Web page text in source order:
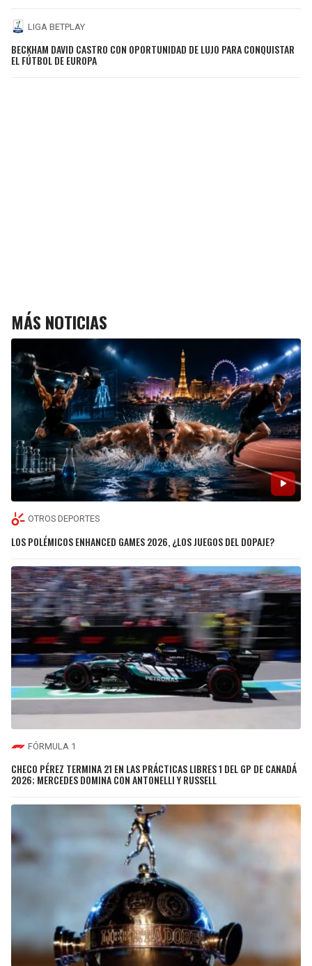
LIGA BETPLAY
BECKHAM DAVID CASTRO CON OPORTUNIDAD DE LUJO PARA CONQUISTAR
EL FÚTBOL DE EUROPA
MÁS NOTICIAS
OTROS DEPORTES
LOS POLÉMICOS ENHANCED GAMES 2026, ¿LOS JUEGOS DEL DOPAJE?
FÓRMULA 1
CHECO PÉREZ TERMINA 21 EN LAS PRÁCTICAS LIBRES 1 DEL GP DE CANADÁ
2026; MERCEDES DOMINA CON ANTONELLI Y RUSSELL